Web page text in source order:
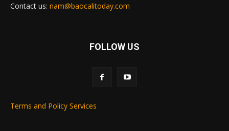
Contact us: nam@baocalitoday.com
FOLLOW US
Terms and Policy Services